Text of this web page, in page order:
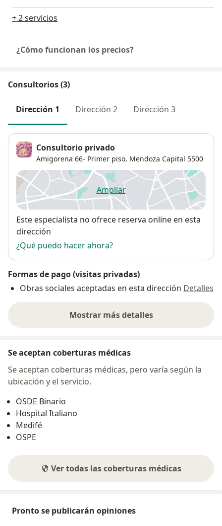
+ 2 servicios
¿Cómo funcionan los precios?
Consultorios (3)
Dirección 1 Dirección 2 Dirección 3
Consultorio privado
Amigorena 66- Primer piso, Mendoza Capital 5500
Ampliarse abre en una nueva
Disponibilidad
Este especialista no ofrece reserva online en esta
dirección
¿Qué puedo hacer ahora?
Formas de pago (visitas privadas)
Obras sociales aceptadas en esta dirección Detalles
Mostrar más detalles
sobre la dirección
Se aceptan coberturas médicas
Se aceptan coberturas médicas, pero varía según la
ubicación y el servicio.
OSDE Binario
Hospital Italiano
Medifé
OSPE
Ver todas las coberturas médicas
Pronto se publicarán opiniones